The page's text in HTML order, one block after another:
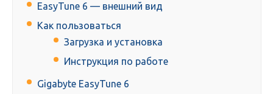
EasyTune 6 — внешний вид
Как пользоваться
Загрузка и установка
Инструкция по работе
Gigabyte EasyTune 6